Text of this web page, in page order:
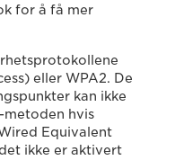
for å få mer
eller WPA2. De
kan ikke
metoden hvis
Equivalent
ikke er aktivert